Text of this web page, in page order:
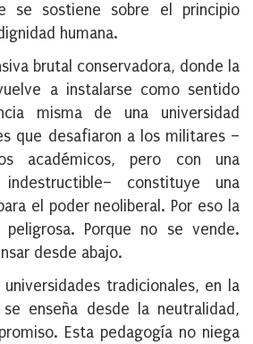
se sostiene sobre el principio
humana.
brutal conservadora, donde la
a instalarse como sentido
misma de una universidad
que desafiaron a los militares –
académicos, pero con una
constituye una
el poder neoliberal. Por eso la
peligrosa. Porque no se vende.
desde abajo.
tradicionales, en la
enseña desde la neutralidad,
Esta pedagogía no niega